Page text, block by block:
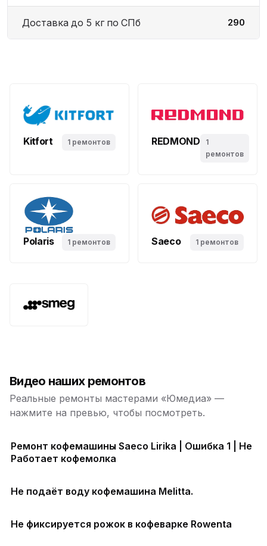
Доставка до 5 кг по СПб 290
Kitfort 1 ремонтов REDMOND
1
ремонтов
Polaris 1 ремонтов Saeco 1 ремонтов
Видео наших ремонтов
Реальные ремонты мастерами «Юмедиа» —
нажмите на превью, чтобы посмотреть.
Ремонт кофемашины Saeco Lirika | Ошибка 1 | Не
Работает кофемолка
Не подаёт воду кофемашина Melitta.
Не фиксируется рожок в кофеварке Rowenta